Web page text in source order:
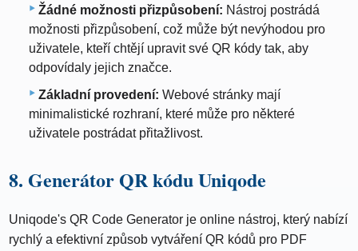
Žádné možnosti přizpůsobení: Nástroj postrádá
možnosti přizpůsobení, což může být nevýhodou pro
uživatele, kteří chtějí upravit své QR kódy tak, aby
odpovídaly jejich značce.
Základní provedení: Webové stránky mají
minimalistické rozhraní, které může pro některé
uživatele postrádat přitažlivost.
8. Generátor QR kódu Uniqode
Uniqode's QR Code Generator je online nástroj, který nabízí
rychlý a efektivní způsob vytváření QR kódů pro PDF